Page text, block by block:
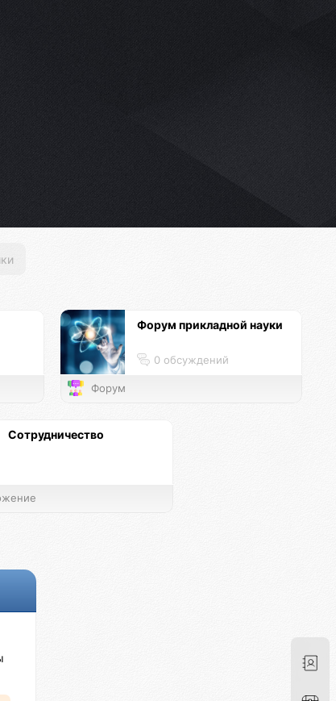
Форум прикладной науки
0 обсуждений
Форум
Сотрудничество